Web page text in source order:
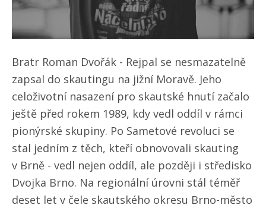
Bratr Roman Dvořák - Rejpal se nesmazatelně
zapsal do skautingu na jižní Moravě. Jeho
celoživotní nasazení pro skautské hnutí začalo
ještě před rokem 1989, kdy vedl oddíl v rámci
pionýrské skupiny. Po Sametové revoluci se
stal jedním z těch, kteří obnovovali skauting
v Brně - vedl nejen oddíl, ale později i středisko
Dvojka Brno. Na regionální úrovni stál téměř
deset let v čele skautského okresu Brno-město